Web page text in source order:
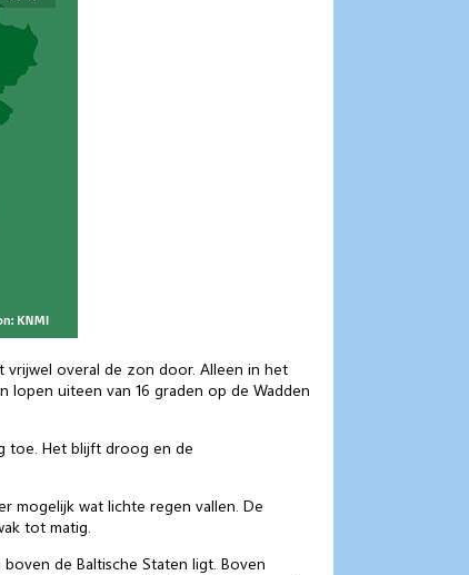
overal de zon door. Alleen in het
uiteen van 16 graden op de Wadden
toe. Het blijft droog en de
mogelijk wat lichte regen vallen. De
tot matig.
de Baltische Staten ligt. Boven